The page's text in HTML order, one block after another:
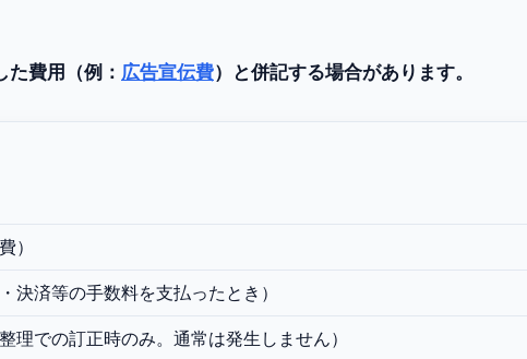
費用（例： 広告宣伝費）と併記する場合があります。
）
決済等の手数料を支払ったとき）
理での訂正時のみ。通常は発生しません）